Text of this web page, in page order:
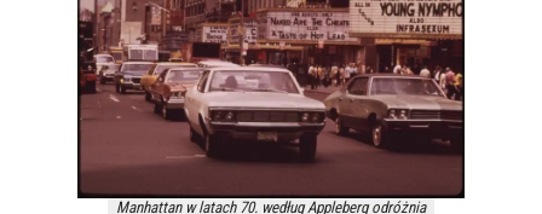
Manhattan w latach 70. według Appleberg odróżnia